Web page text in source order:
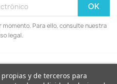
Para ello, consulte nuestra
legal.
y de terceros para